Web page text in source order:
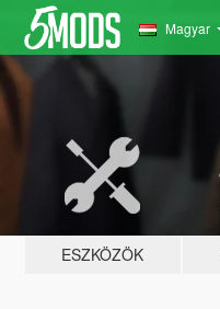
Magyar
ESZKÖZÖK